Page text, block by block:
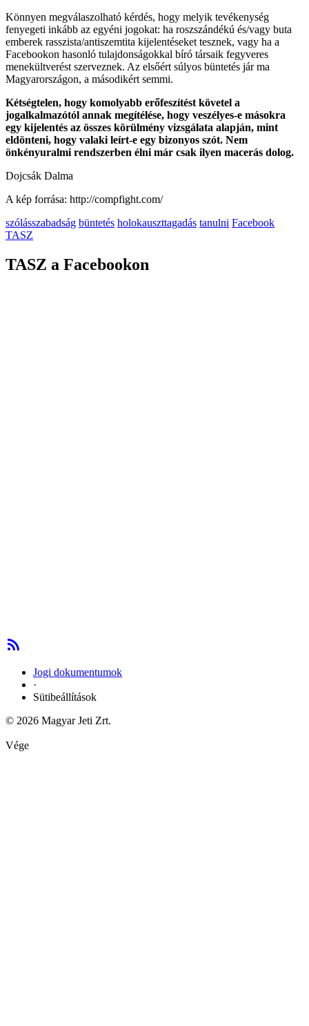
Könnyen megválaszolható kérdés, hogy melyik tevékenység
fenyegeti inkább az egyéni jogokat: ha roszszándékú és/vagy buta
emberek rasszista/antiszemtita kijelentéseket tesznek, vagy ha a
Facebookon hasonló tulajdonságokkal bíró társaik fegyveres
menekültverést szerveznek. Az elsőért súlyos büntetés jár ma
Magyarországon, a másodikért semmi.
Kétségtelen, hogy komolyabb erőfeszítést követel a
jogalkalmazótól annak megítélése, hogy veszélyes-e másokra
egy kijelentés az összes körülmény vizsgálata alapján, mint
eldönteni, hogy valaki leírt-e egy bizonyos szót. Nem
önkényuralmi rendszerben élni már csak ilyen macerás dolog.
Dojcsák Dalma
A kép forrása: http://compfight.com/
szólásszabadság büntetés holokauszttagadás tanulni Facebook
TASZ
TASZ a Facebookon
Jogi dokumentumok
·
Sütibeállítások
© 2026 Magyar Jeti Zrt.
Vége